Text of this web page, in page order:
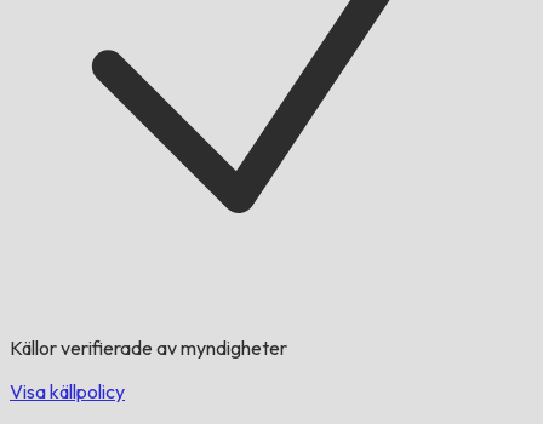
Källor verifierade av myndigheter
Visa källpolicy